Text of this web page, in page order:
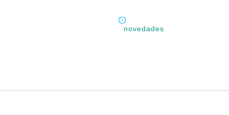
novedades